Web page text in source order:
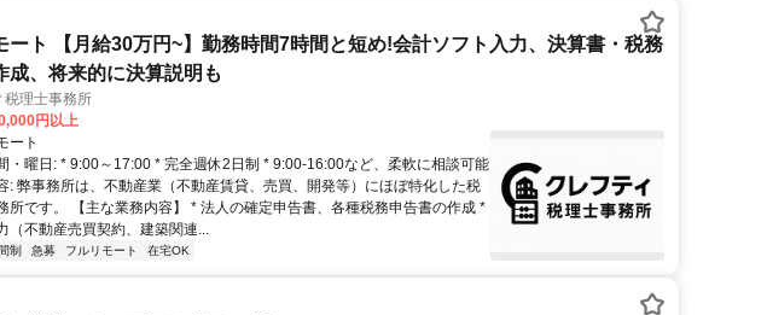
ート 【月給30万円~】勤務時間7時間と短め!会計ソフト入力、決算書・税務
成、将来的に決算説明も
税理士事務所
円以上
ート
・曜日: * 9:00～17:00 * 完全週休2日制 * 9:00-16:00など、柔軟に相談可能
: 弊事務所は、不動産業（不動産賃貸、売買、開発等）にほぼ特化した税
所です。 【主な業務内容】 * 法人の確定申告書、各種税務申告書の作成 *
（不動産売買契約、建築関連...
制 急募 フルリモート 在宅OK